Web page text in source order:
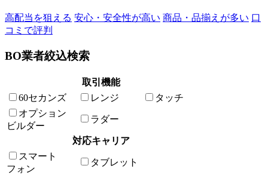
高配当を狙える 安心・安全性が高い 商品・品揃えが多い 口
コミで評判
BO業者絞込検索
取引機能
60セカンズ
レンジ
タッチ
オプション
ビルダー
ラダー
対応キャリア
スマート
フォン
タブレット